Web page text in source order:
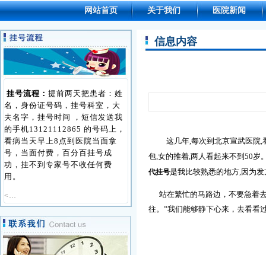
网站首页 关于我们 医院新闻
挂号流程：提前两天把患者：姓
名，身份证号码，挂号科室，大
夫名字，挂号时间 ，短信发送我
的手机13121112865 的号码上，
看病当天早上8点到医院当面拿
号，当面付费，百分百挂号成
功，挂不到专家号不收任何费
用。
<…
信息内容
这几年,每次到北京宣武医院,
包,女的推着,两人看起来不到50岁
代挂号是我比较熟悉的地方,因为
站在繁忙的马路边，不要急着
往。”我们能够静下心来，去看看